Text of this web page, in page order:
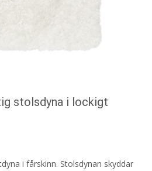
stolsdyna i lockigt
i fårskinn. Stolsdynan skyddar